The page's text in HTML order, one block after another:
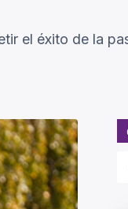
el éxito de la